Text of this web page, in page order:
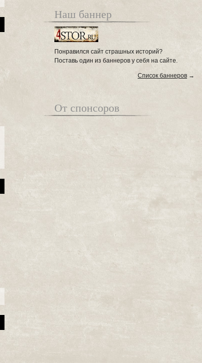
Наш баннер
Понравился сайт страшных историй?
Поставь один из баннеров у себя на сайте.
Список баннеров →
От спонсоров